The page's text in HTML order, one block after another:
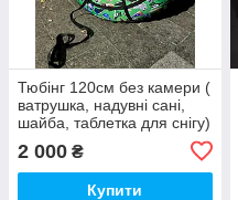
Тюбінг 120см без камери (
ватрушка, надувні сані,
шайба, таблетка для снігу)
2 000 ₴
Купити